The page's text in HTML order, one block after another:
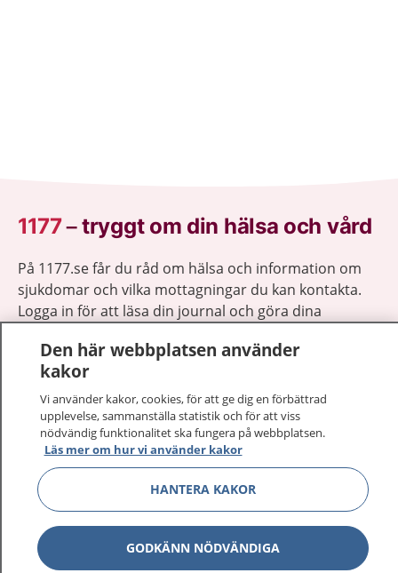
1177–tryggt om din hälsa och vård
På 1177.se får du råd om hälsa och information om
sjukdomar och vilka mottagningar du kan kontakta.
Logga in för att läsa din journal och göra dina
sjukvårdsrådgivning dygnet runt.
1177 ger dig råd när du vill må bättre.
1177 på flera språk Visa
Om 1177 Visa
Den här webbplatsen använder
kakor
Vi använder kakor, cookies, för att ge dig en förbättrad
upplevelse, sammanställa statistik och för att viss
nödvändig funktionalitet ska fungera på webbplatsen.
Läs mer om hur vi använder kakor
HANTERA KAKOR
GODKÄNN NÖDVÄNDIGA